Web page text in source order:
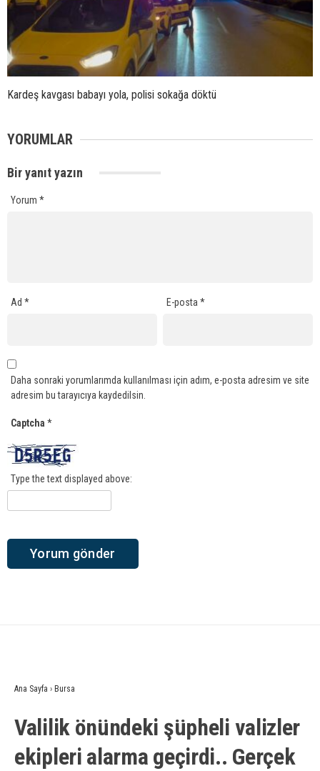
Kardeş kavgası babayı yola, polisi sokağa döktü
YORUMLAR
Bir yanıt yazın
Yorum *
Ad * E-posta*
Daha sonraki yorumlarımda kullanılması için adım, e-posta adresim ve site
adresim bu tarayıcıya kaydedilsin.
Captcha *
Type the text displayed above:
Ana Sayfa › Bursa
Valilik önündeki şüpheli valizler
ekipleri alarma geçirdi.. Gerçek